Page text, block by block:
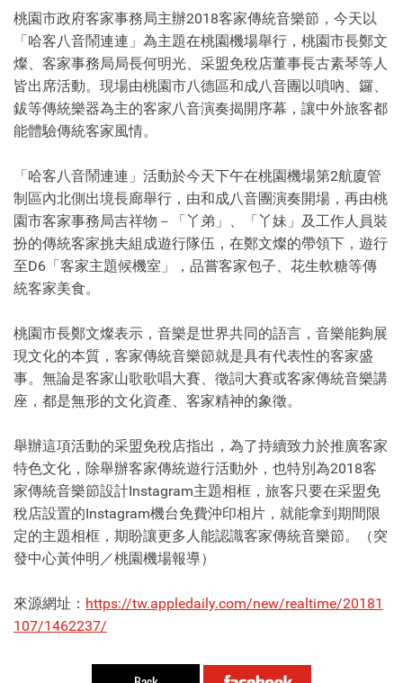
桃園市政府客家事務局主辦2018客家傳統音樂節，今天以
「哈客八音鬧連連」為主題在桃園機場舉行，桃園市長鄭文
燦、客家事務局局長何明光、采盟免稅店董事長古素琴等人
皆出席活動。現場由桃園市八德區和成八音團以嗩吶、鑼、
鈸等傳統樂器為主的客家八音演奏揭開序幕，讓中外旅客都
能體驗傳統客家風情。
「哈客八音鬧連連」活動於今天下午在桃園機場第2航廈管
制區內北側出境長廊舉行，由和成八音團演奏開場，再由桃
園市客家事務局吉祥物－「丫弟」、「丫妹」及工作人員裝
扮的傳統客家挑夫組成遊行隊伍，在鄭文燦的帶領下，遊行
至D6「客家主題候機室」，品嘗客家包子、花生軟糖等傳
統客家美食。
桃園市長鄭文燦表示，音樂是世界共同的語言，音樂能夠展
現文化的本質，客家傳統音樂節就是具有代表性的客家盛
事。無論是客家山歌歌唱大賽、徵詞大賽或客家傳統音樂講
座，都是無形的文化資產、客家精神的象徵。
舉辦這項活動的采盟免稅店指出，為了持續致力於推廣客家
特色文化，除舉辦客家傳統遊行活動外，也特別為2018客
家傳統音樂節設計Instagram主題相框，旅客只要在采盟免
稅店設置的Instagram機台免費沖印相片，就能拿到期間限
定的主題相框，期盼讓更多人能認識客家傳統音樂節。（突
發中心黃仲明／桃園機場報導）
來源網址： https://tw.appledaily.com/new/realtime/20181
107/1462237/